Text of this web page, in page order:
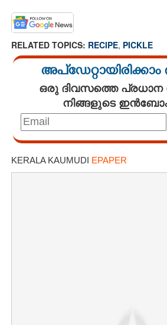
RELATED TOPICS: RECIPE, PICKLE
ഒരു ദിവസത്തെ
നിങ്ങളുടെ
KERALA KAUMUDI EPAPER